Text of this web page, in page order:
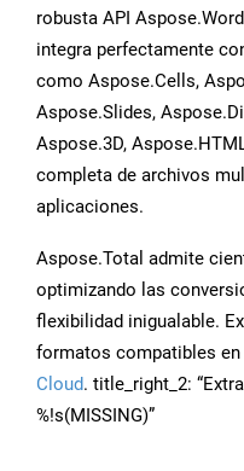
robusta API
integra perfectamente
como Aspose.Cells,
Aspose.Slides,
Aspose.3D,
completa de archivos
aplicaciones.
Aspose.Total admite
optimizando las
flexibilidad inigualable.
formatos compatibles
Cloud. title_right_2:
%!s(MISSING)”